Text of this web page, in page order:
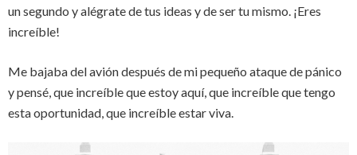
un segundo y alégrate de tus ideas y de ser tu mismo. ¡Eres
increíble!
Me bajaba del avión después de mi pequeño ataque de pánico
y pensé, que increíble que estoy aquí, que increíble que tengo
esta oportunidad, que increíble estar viva.